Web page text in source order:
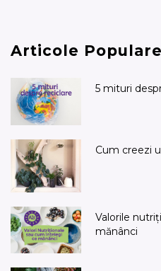
Articole Populare
5 mituri
Cum creezi
Valorile
mănânci